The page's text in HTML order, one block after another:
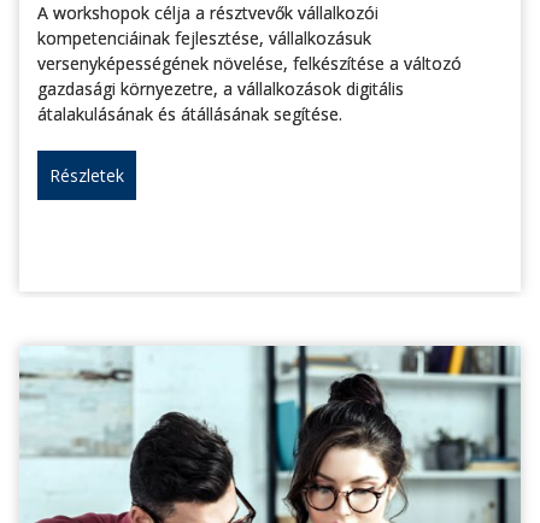
A workshopok célja a résztvevők vállalkozói
kompetenciáinak fejlesztése, vállalkozásuk
versenyképességének növelése, felkészítése a változó
gazdasági környezetre, a vállalkozások digitális
átalakulásának és átállásának segítése.
Részletek